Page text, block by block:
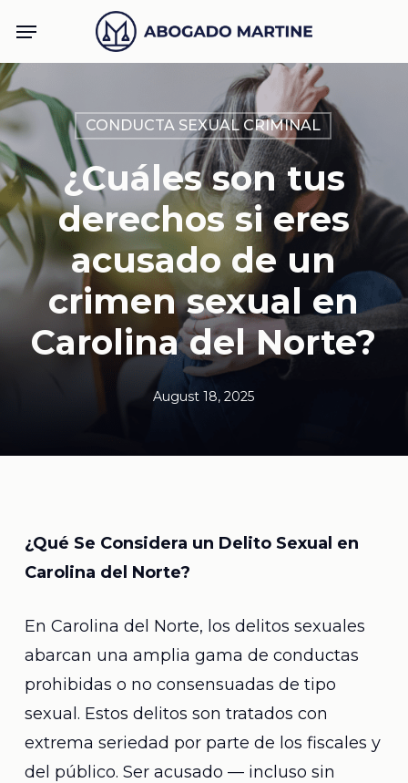
main
content
Menu
CONDUCTA SEXUAL CRIMINAL
¿Cuáles son tus
derechos si eres
acusado de un
crimen sexual en
Carolina del Norte?
August 18, 2025
¿Qué Se Considera un Delito Sexual en
Carolina del Norte?
En Carolina del Norte, los delitos sexuales
abarcan una amplia gama de conductas
prohibidas o no consensuadas de tipo
sexual. Estos delitos son tratados con
extrema seriedad por parte de los fiscales y
del público. Ser acusado — incluso sin